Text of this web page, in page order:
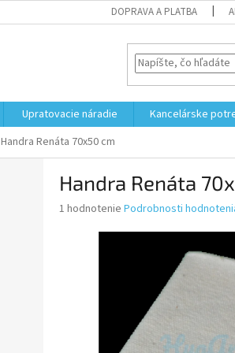
DOPRAVA A PLATBA
Upratovacie náradie Kancelárske
Handra Renáta 70x50 cm
Handra Renáta
Priemerné
1 hodnotenie Podrobnosti